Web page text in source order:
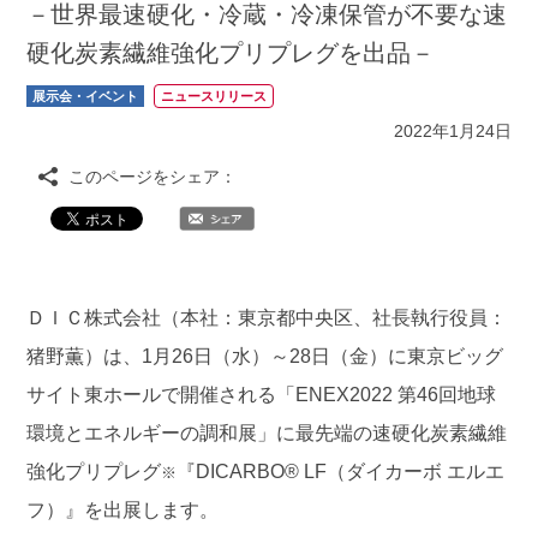
－世界最速硬化・冷蔵・冷凍保管が不要な速
硬化炭素繊維強化プリプレグを出品－
展示会・イベント ニュースリリース
2022年1月24日
このページをシェア：
ＤＩＣ株式会社（本社：東京都中央区、社長執行役員：
猪野薫）は、1月26日（水）～28日（金）に東京ビッグ
サイト東ホールで開催される「ENEX2022 第46回地球
環境とエネルギーの調和展」に最先端の速硬化炭素繊維
強化プリプレグ※
『DICARBO® LF（ダイカーボ エルエ
フ）』を出展します。